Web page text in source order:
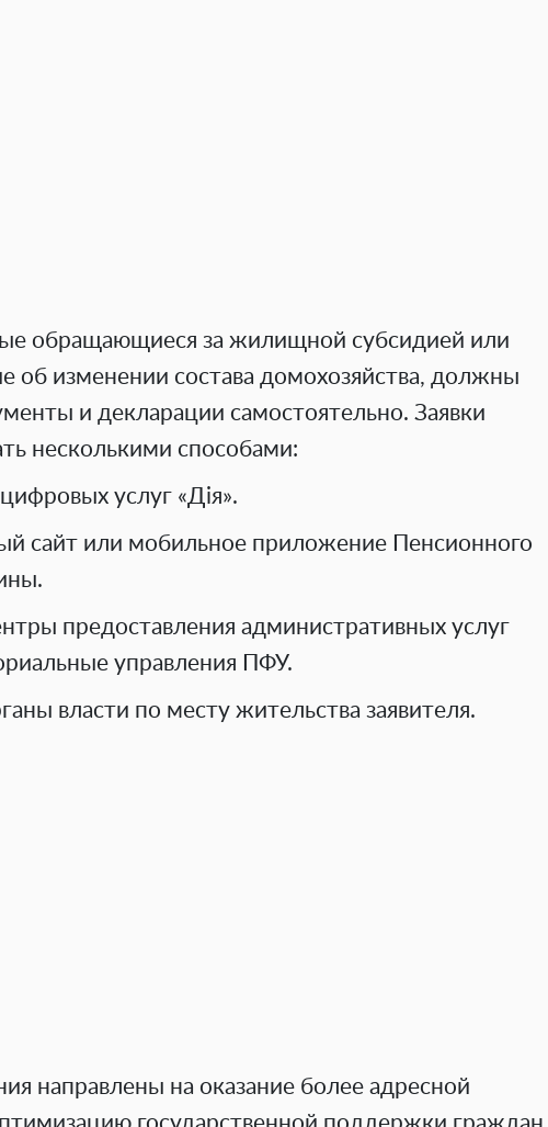
обращающиеся за жилищной субсидией или
об изменении состава домохозяйства, должны
и декларации самостоятельно. Заявки
несколькими способами:
услуг «Дія».
сайт или мобильное приложение Пенсионного
предоставления административных услуг
управления ПФУ.
власти по месту жительства заявителя.
направлены на оказание более адресной